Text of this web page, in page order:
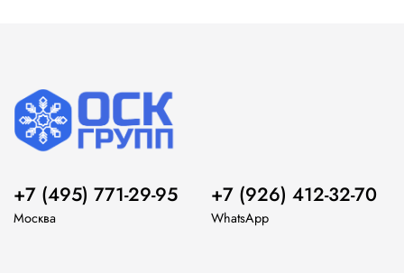
+7 (495) 771-29-95
Москва
+7 (926) 412-32-70
WhatsApp